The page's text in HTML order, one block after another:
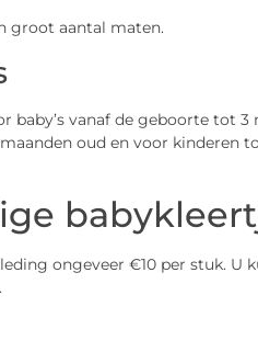
groot aantal maten.
baby’s vanaf de geboorte tot
oud en voor kinderen
ongeveer €10 per stuk. U